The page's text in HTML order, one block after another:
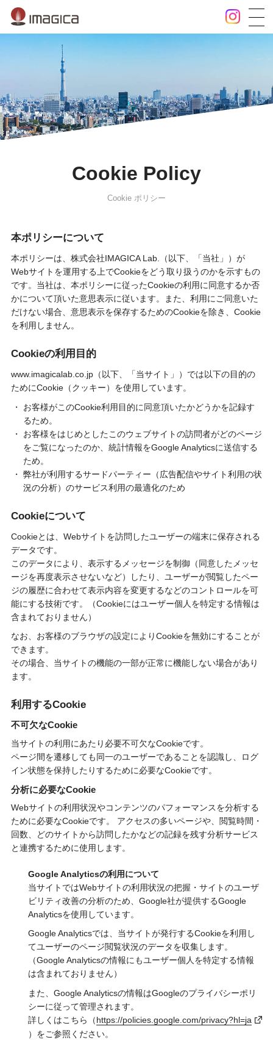
Cookie Policy
Cookie ポリシー
本ポリシーについて
本ポリシーは、株式会社IMAGICA Lab.（以下、「当社」）が
Webサイトを運用する上でCookieをどう取り扱うのかを示すもの
です。当社は、本ポリシーに従ったCookieの利用に同意するか否
かについて頂いた意思表示に従います。また、利用にご同意いた
だけない場合、意思表示を保存するためのCookieを除き、Cookie
を利用しません。
Cookieの利用目的
www.imagicalab.co.jp（以下、「当サイト」）では以下の目的の
ためにCookie（クッキー）を使用しています。
お客様がこのCookie利用目的に同意頂いたかどうかを記録す
るため。
お客様をはじめとしたこのウェブサイトの訪問者がどのページ
をご覧になったのか、統計情報をGoogle Analyticsに送信する
ため。
弊社が利用するサードパーティー（広告配信やサイト利用の状
況の分析）のサービス利用の最適化のため
Cookieについて
Cookieとは、Webサイトを訪問したユーザーの端末に保存される
データです。
このデータにより、表示するメッセージを制御（同意したメッセ
ージを再度表示させないなど）したり、ユーザーが閲覧したペー
ジの履歴に合わせて表示内容を変更するなどのコントロールを可
能にする技術です。（Cookieにはユーザー個人を特定する情報は
含まれておりません）
なお、お客様のブラウザの設定によりCookieを無効にすることが
できます。
その場合、当サイトの機能の一部が正常に機能しない場合があり
ます。
利用するCookie
不可欠なCookie
当サイトの利用にあたり必要不可欠なCookieです。
ページ間を遷移しても同一のユーザーであることを認識し、ログ
イン状態を保持したりするために必要なCookieです。
分析に必要なCookie
Webサイトの利用状況やコンテンツのパフォーマンスを分析する
ために必要なCookieです。 アクセスの多いページや、閲覧時間・
回数、どのサイトから訪問したかなどの記録を残す分析サービス
と連携するために使用します。
Google Analyticsの利用について
当サイトではWebサイトの利用状況の把握・サイトのユーザ
ビリティ改善の分析のため、Google社が提供するGoogle
Analyticsを使用しています。
Google Analyticsでは、当サイトが発行するCookieを利用し
てユーザーのページ閲覧状況のデータを収集します。
（Google Analyticsの情報にもユーザー個人を特定する情報
は含まれておりません）
また、Google Analyticsの情報はGoogleのプライバシーポリ
シーに従って管理されます。
詳しくはこちら（https://policies.google.com/privacy?hl=ja
）をご参照ください。